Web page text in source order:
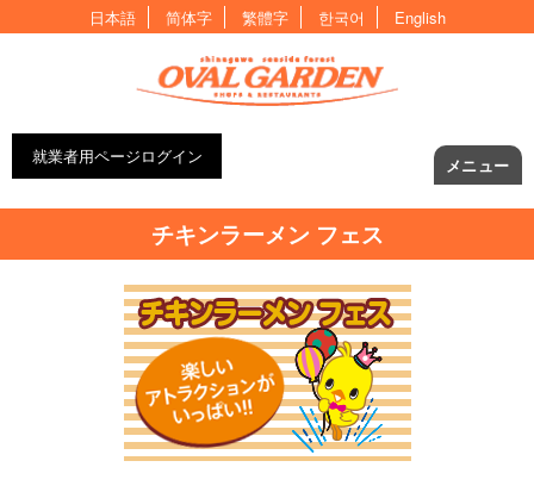
日本語 简体字 繁體字 한국어 English
就業者用ページログイン メニュー
チキンラーメン フェス